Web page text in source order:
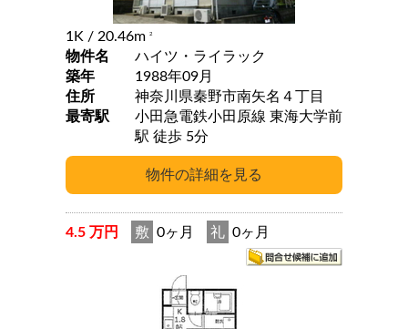
1K / 20.46m 2
物件名
ハイツ・ライラック
築年
1988年09月
住所
神奈川県秦野市南矢名４丁目
最寄駅
小田急電鉄小田原線 東海大学前
駅 徒歩 5分
4.5 万円 敷 0ヶ月 礼 0ヶ月